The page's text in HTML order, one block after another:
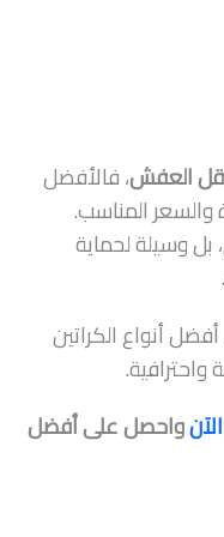
العفش، فالأفضل
والسعر المناسب.
بل وسيلة لحماية
أنواع الكراتين
واحصل على أفضل